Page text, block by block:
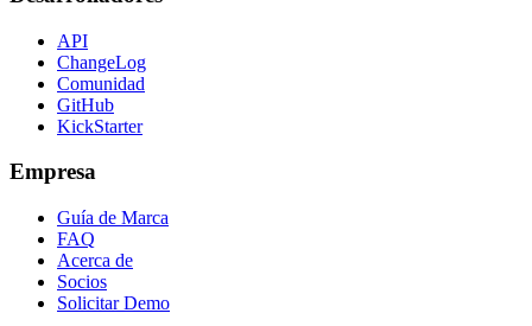
API
ChangeLog
Comunidad
GitHub
KickStarter
Empresa
Guía de Marca
FAQ
Acerca de
Socios
Solicitar Demo